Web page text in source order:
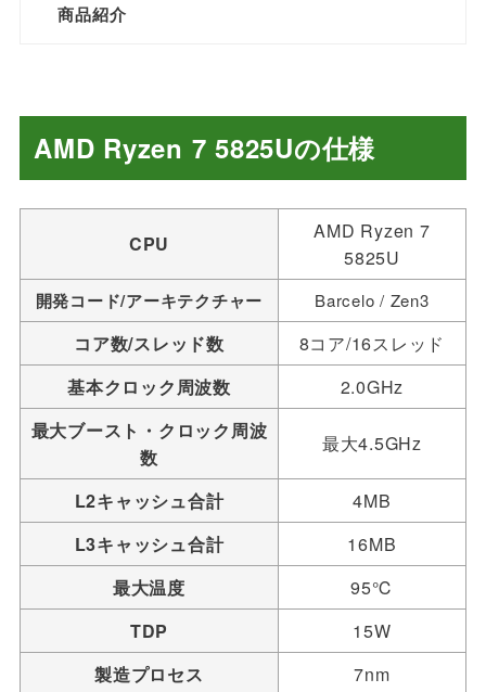
商品紹介
AMD Ryzen 7 5825Uの仕様
CPU
AMD Ryzen 7
5825U
開発コード/アーキテクチャー Barcelo / Zen3
コア数/スレッド数
8コア/16スレッド
基本クロック周波数
2.0GHz
最大ブースト・クロック周波
数
最大4.5GHz
L2キャッシュ合計
4MB
L3キャッシュ合計
16MB
最大温度
95℃
TDP
15W
製造プロセス
7nm